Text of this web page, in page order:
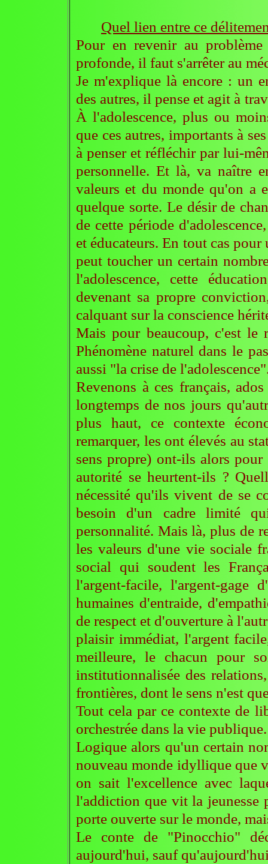
Quel lien entre ce
Pour en revenir au
profonde, il faut s'arrêter au
Je m'explique là encore : un
des autres, il pense et agit à
À l'adolescence, plus ou
que ces autres, importants à
à penser et réfléchir par lui-
personnelle. Et là, va naître
valeurs et du monde qu'on a
quelque sorte. Le désir de
de cette période
et éducateurs. En tout cas
peut toucher un certain
l'adolescence, cette
devenant sa propre
calquant sur la conscience
Mais pour beaucoup, c'est
Phénomène naturel dans le
aussi "la crise de
Revenons à ces français,
longtemps de nos jours
plus haut, ce contexte
remarquer, les ont élevés au
sens propre) ont-ils alors
autorité se heurtent-ils ?
nécessité qu'ils vivent de se
besoin d'un cadre limité
personnalité. Mais là, plus de
les valeurs d'une vie sociale
social qui soudent les
l'argent-facile, l'argent-gage
humaines d'entraide,
de respect et d'ouverture à
plaisir immédiat, l'argent
meilleure, le chacun pour
institutionnalisée des
frontières, dont le sens n'est
Tout cela par ce contexte de
orchestrée dans la vie publique.
Logique alors qu'un certain
nouveau monde idyllique que
on sait l'excellence avec
l'addiction que vit la jeunesse
porte ouverte sur le monde,
Le conte de "Pinocchio"
aujourd'hui, sauf